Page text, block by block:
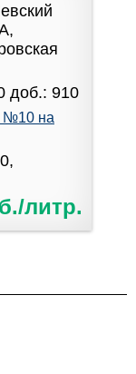
доб.: 910
на
литр.